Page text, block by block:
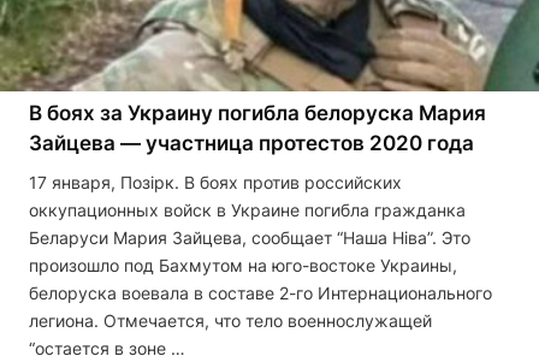
В боях за Украину погибла белоруска Мария
Зайцева — участница протестов 2020 года
17 января, Позірк. В боях против российских
оккупационных войск в Украине погибла гражданка
Беларуси Мария Зайцева, сообщает “Наша Ніва”. Это
произошло под Бахмутом на юго-востоке Украины,
белоруска воевала в составе 2-го Интернационального
легиона. Отмечается, что тело военнослужащей
“остается в зоне …